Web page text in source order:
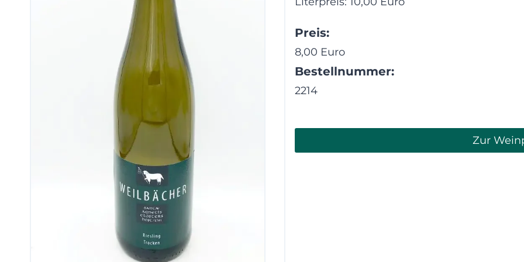
Preis:
8,00 Euro
Bestellnummer:
2214
Zur